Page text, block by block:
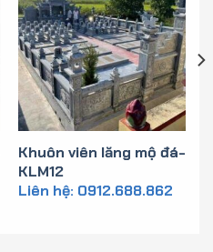
Khuôn viên lăng mộ đá-
KLM12
Liên hệ: 0912.688.862